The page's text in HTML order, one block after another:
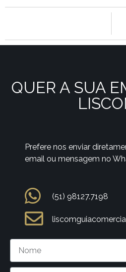
QUER A SUA
Prefere nos enviar
email ou mensagem no
(51) 98127.7198